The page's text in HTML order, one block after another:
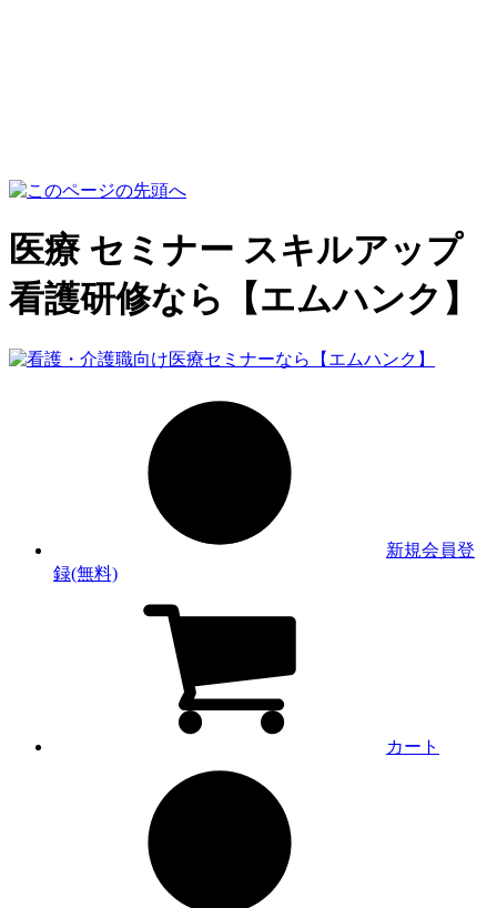
医療 セミナー スキルアップ
看護研修なら【エムハンク】
新規会員登
録(無料)
カート